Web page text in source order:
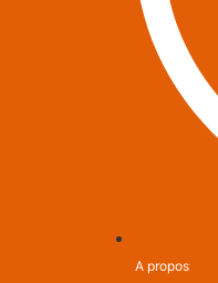
A propos